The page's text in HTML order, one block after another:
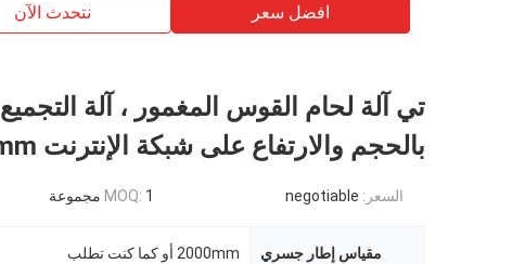
افضل سعر نتحدث الآن
تي آلة لحام القوس المغمور ، آلة التجميع
بالحجم والارتفاع على شبكة الإنترنت 2000mm
السعر: negotiable
MOQ: 1 مجموعة
مقياس إطار جسري 2000mm أو كما كنت تطلب